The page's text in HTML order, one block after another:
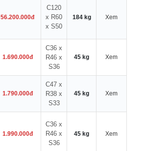
56.200.000đ
C120
x R60
x S50
184 kg Xem
1.690.000đ
C36 x
R46 x
S36
45 kg Xem
1.790.000đ
C47 x
R38 x
S33
45 kg Xem
1.990.000đ
C36 x
R46 x
S36
45 kg Xem